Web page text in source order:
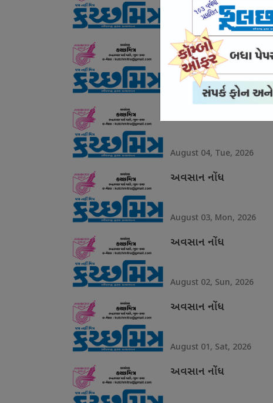
August 06, Thu, 2026
અવસાન નોંધ
August 05, Wed, 2026
August 04, Tue, 2026
અવસાન નોંધ
August 03, Mon, 2026
અવસાન નોંધ
August 02, Sun, 2026
અવસાન નોંધ
August 01, Sat, 2026
અવસાન નોંધ